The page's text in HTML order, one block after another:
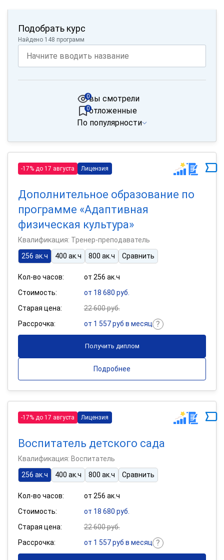
Подобрать курс
Найдено 148 программ
вы смотрели
0
отложенные
0
По популярности
-17% до 17 августа Лицензия
Дополнительное образование по
программе «Адаптивная
физическая культура»
Квалификация: Тренер-преподаватель
256 ак.ч
400 ак.ч 800 ак.ч Сравнить
Кол-во часов:
от 256 ак.ч
Стоимость:
от 18 680 руб.
Старая цена:
22 600 руб.
Рассрочка:
от 1 557 руб в месяц
Получить диплом
Подробнее
-17% до 17 августа Лицензия
Воспитатель детского сада
Квалификация: Воспитатель
256 ак.ч
400 ак.ч 800 ак.ч Сравнить
Кол-во часов:
от 256 ак.ч
Стоимость:
от 18 680 руб.
Старая цена:
22 600 руб.
Рассрочка:
от 1 557 руб в месяц